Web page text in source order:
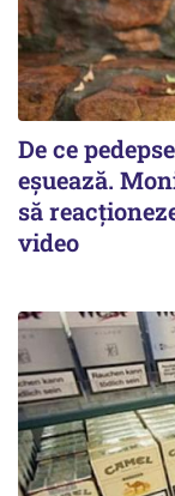
De ce
eșuează.
să
video